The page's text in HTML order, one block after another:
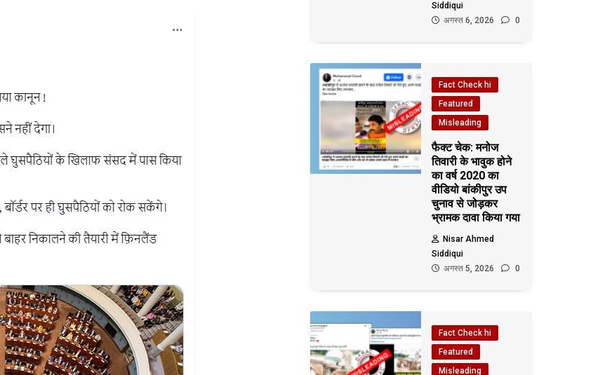
Siddiqui
अगस्त 6, 2026
0
Fact Check hi
Featured
Misleading
फैक्ट चेक: मनोज
तिवारी के भावुक होने
का वर्ष 2020 का
वीडियो बांकीपुर उप
चुनाव से जोड़कर
भ्रामक दावा किया गया
Nisar Ahmed
Siddiqui
अगस्त 5, 2026
0
Fact Check hi
Featured
Misleading